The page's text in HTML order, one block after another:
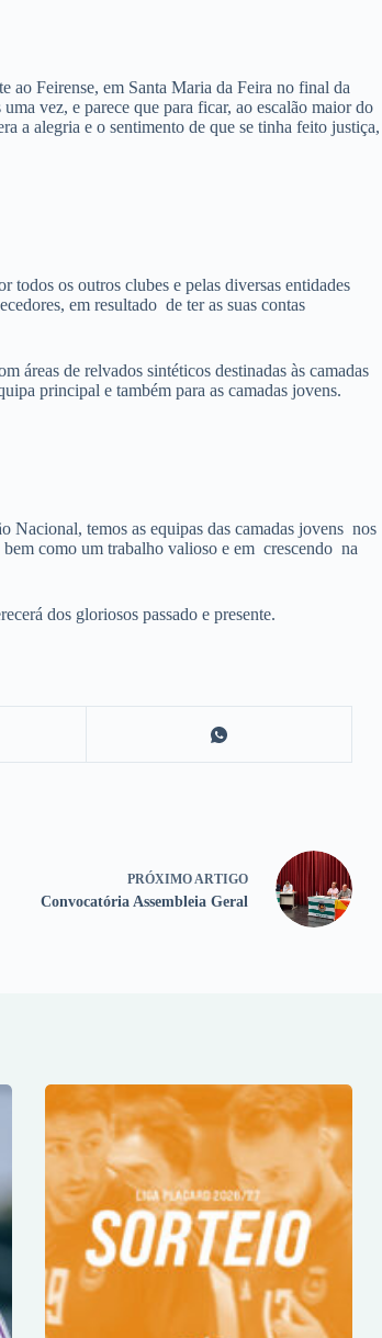
ao Feirense, em Santa Maria da Feira no final da
vez, e parece que para ficar, ao escalão maior do
a alegria e o sentimento de que se tinha feito justiça,
os outros clubes e pelas diversas entidades
em resultado de ter as suas contas
áreas de relvados sintéticos destinadas às camadas
principal e também para as camadas jovens.
Nacional, temos as equipas das camadas jovens nos
bem como um trabalho valioso e em crescendo na
dos gloriosos passado e presente.
PRÓXIMO ARTIGO
Convocatória Assembleia Geral